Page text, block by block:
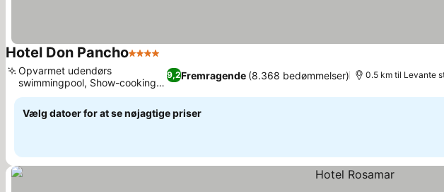
Hotel Don Pancho4 Stjerner
9,2Fremragende (8.368 bedømmelser)
Opvarmet udendørs
swimmingpool, Show-cooking
og temabuffeter
0.5 km til Levante
Vælg datoer for at se nøjagtige priser